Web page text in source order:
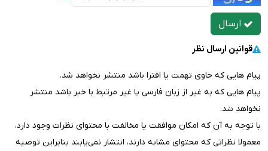
ارسال
قوانین ارسال نظر
پیام هایی که حاوی تهمت یا افترا باشد منتشر نخواهد شد.
پیام هایی که به غیر از زبان فارسی یا غیر مرتبط با خبر باشد منتشر
نخواهد شد.
با توجه به آن که امکان موافقت یا مخالفت با محتوای نظرات وجود دارد،
معمولا نظراتی که محتوای مشابه دارند، انتشار نمی‌یابند بنابراین توصيه